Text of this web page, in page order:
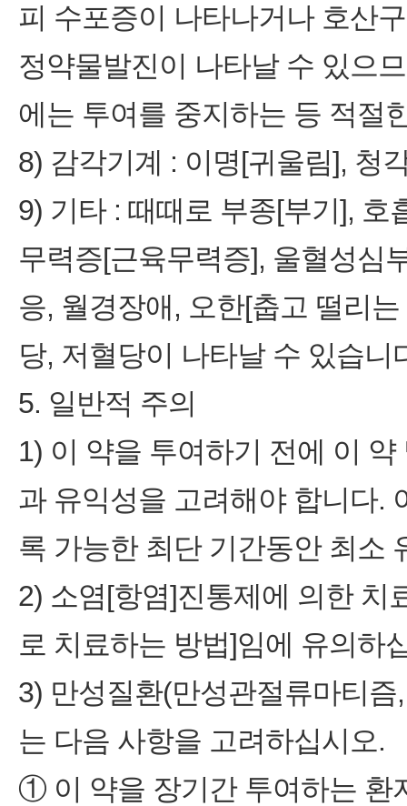
피 수포증이 나타나거나 호산
정약물발진이 나타날 수 있으
에는 투여를 중지하는 등 적절
8) 감각기계 : 이명[귀울림], 청
9) 기타 : 때때로 부종[부기], 호
무력증[근육무력증], 울혈성심
응, 월경장애, 오한[춥고 떨리
당, 저혈당이 나타날 수 있습니
5. 일반적 주의
1) 이 약을 투여하기 전에 이
과 유익성을 고려해야 합니다.
록 가능한 최단 기간동안 최소
2) 소염[항염]진통제에 의한 치
로 치료하는 방법]임에 유의하
3) 만성질환(만성관절류마티
는 다음 사항을 고려하십시오.
① 이 약을 장기간 투여하는 환